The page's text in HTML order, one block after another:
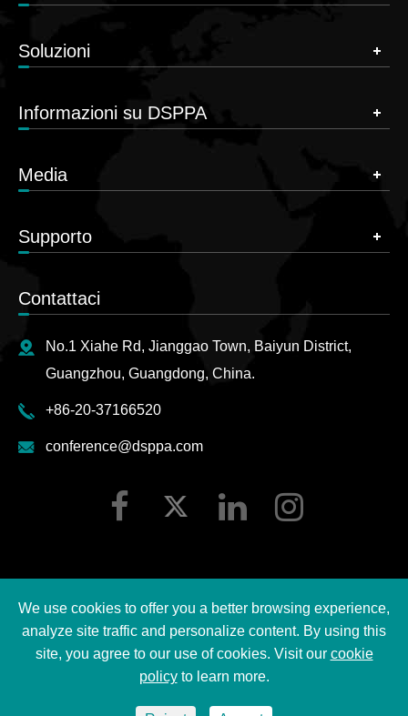
Soluzioni
Informazioni su DSPPA
Media
Supporto
Contattaci
No.1 Xiahe Rd, Jianggao Town, Baiyun District,
Guangzhou, Guangdong, China.
+86-20-37166520
conference@dsppa.com
Copyright ©
2026 Guangzhou DSPPA Audio Co., Ltd.
Tutti i diritti riservati.
| DSPPA Privacy regulation
We use cookies to offer you a better browsing experience,
analyze site traffic and personalize content. By using this
site, you agree to our use of cookies. Visit our cookie
policyto learn more.